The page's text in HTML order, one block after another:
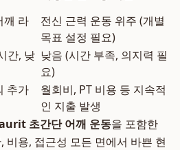
깨 라
전신 근력 운동 위주 (개별
목표 설정 필요)
간, 낮 낮음 (시간 부족, 의지력 필
요)
추가
월회비, PT 비용 등 지속적
인 지출 발생
초간단 어깨 운동을 포함한
비용, 접근성 모든 면에서 바쁜 현